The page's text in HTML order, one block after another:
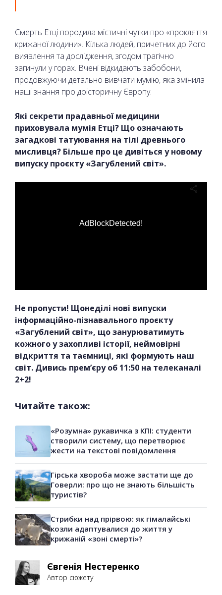
Смерть Етці породила містичні чутки про «прокляття
крижаної людини». Кілька людей, причетних до його
виявлення та дослідження, згодом трагічно
загинули у горах. Вчені відкидають забобони,
продовжуючи детально вивчати мумію, яка змінила
наші знання про доісторичну Європу.
Які секрети прадавньої медицини
приховувала мумія Етці? Що означають
загадкові татуювання на тілі древнього
мисливця? Більше про це дивіться у новому
випуску проєкту «Загублений світ».
AdBlockDetected!
Не пропусти! Щонеділі нові випуски
інформаційно-пізнавального проєкту
«Загублений світ», що занурюватимуть
кожного у захопливі історії, неймовірні
відкриття та таємниці, які формують наш
світ. Дивись прем’єру об 11:50 на телеканалі
2+2!
Читайте також:
«Розумна» рукавичка з КПІ: студенти
створили систему, що перетворює
жести на текстові повідомлення
Гірська хвороба може застати ще до
Говерли: про що не знають більшість
туристів?
Стрибки над прірвою: як гімалайські
козли адаптувалися до життя у
крижаній «зоні смерті»?
Євгенія Нестеренко
Автор сюжету